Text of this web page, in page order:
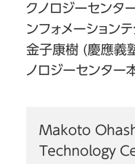
クノロジーセンタ
ンフォメーション
金子康樹 (慶應義
ノロジーセンター
Makoto
Technology